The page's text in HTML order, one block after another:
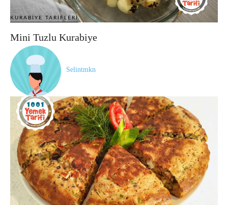
KURABIYE TARIFLERI
Mini Tuzlu Kurabiye
Selintmkn